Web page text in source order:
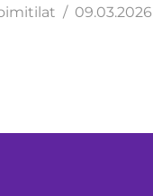
09.03.2026